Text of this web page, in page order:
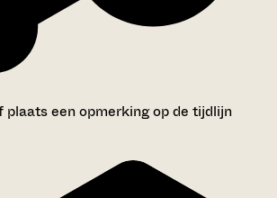
plaats een opmerking op de tijdlijn